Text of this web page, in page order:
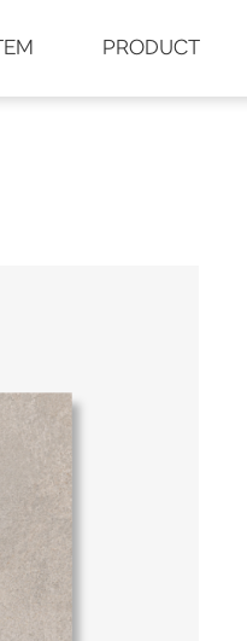
PRODUCT